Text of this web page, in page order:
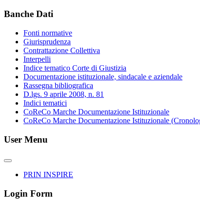
Banche Dati
Fonti normative
Giurisprudenza
Contrattazione Collettiva
Interpelli
Indice tematico Corte di Giustizia
Documentazione istituzionale, sindacale e aziendale
Rassegna bibliografica
D.lgs. 9 aprile 2008, n. 81
Indici tematici
CoReCo Marche Documentazione Istituzionale
CoReCo Marche Documentazione Istituzionale
User Menu
PRIN INSPIRE
Login Form